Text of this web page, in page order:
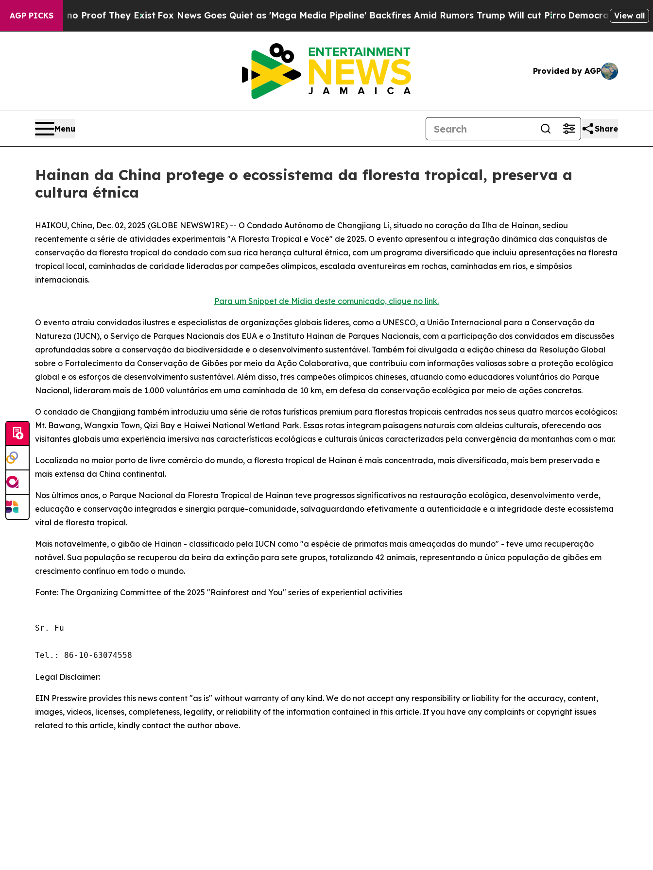
AGP PICKS
Offers no Proof They ExistFox News Goes Quiet as 'Maga Media Pipeline' Backfires Amid Rumors Trump Will cut PirroDemocratic Socialists of
View all
Provided by AGP
Menu Share
Hainan da China protege o ecossistema da floresta tropical, preserva a
cultura étnica
HAIKOU, China, Dec. 02, 2025 (GLOBE NEWSWIRE) -- O Condado Autônomo de Changjiang Li, situado no coração da Ilha de Hainan, sediou
recentemente a série de atividades experimentais "A Floresta Tropical e Você" de 2025. O evento apresentou a integração dinâmica das conquistas de
conservação da floresta tropical do condado com sua rica herança cultural étnica, com um programa diversificado que incluiu apresentações na floresta
tropical local, caminhadas de caridade lideradas por campeões olímpicos, escalada aventureiras em rochas, caminhadas em rios, e simpósios
internacionais.
Para um Snippet de Mídia deste comunicado, clique no link.
O evento atraiu convidados ilustres e especialistas de organizações globais líderes, como a UNESCO, a União Internacional para a Conservação da
Natureza (IUCN), o Serviço de Parques Nacionais dos EUA e o Instituto Hainan de Parques Nacionais, com a participação dos convidados em discussões
aprofundadas sobre a conservação da biodiversidade e o desenvolvimento sustentável. Também foi divulgada a edição chinesa da Resolução Global
sobre o Fortalecimento da Conservação de Gibões por meio da Ação Colaborativa, que contribuiu com informações valiosas sobre a proteção ecológica
global e os esforços de desenvolvimento sustentável. Além disso, três campeões olímpicos chineses, atuando como educadores voluntários do Parque
Nacional, lideraram mais de 1.000 voluntários em uma caminhada de 10 km, em defesa da conservação ecológica por meio de ações concretas.
O condado de Changjiang também introduziu uma série de rotas turísticas premium para florestas tropicais centradas nos seus quatro marcos ecológicos:
Mt. Bawang, Wangxia Town, Qizi Bay e Haiwei National Wetland Park. Essas rotas integram paisagens naturais com aldeias culturais, oferecendo aos
visitantes globais uma experiência imersiva nas características ecológicas e culturais únicas caracterizadas pela convergência da montanhas com o mar.
Localizada no maior porto de livre comércio do mundo, a floresta tropical de Hainan é mais concentrada, mais diversificada, mais bem preservada e
mais extensa da China continental.
Nos últimos anos, o Parque Nacional da Floresta Tropical de Hainan teve progressos significativos na restauração ecológica, desenvolvimento verde,
educação e conservação integradas e sinergia parque-comunidade, salvaguardando efetivamente a autenticidade e a integridade deste ecossistema
vital de floresta tropical.
Mais notavelmente, o gibão de Hainan - classificado pela IUCN como "a espécie de primatas mais ameaçadas do mundo" - teve uma recuperação
notável. Sua população se recuperou da beira da extinção para sete grupos, totalizando 42 animais, representando a única população de gibões em
crescimento contínuo em todo o mundo.
Fonte: The Organizing Committee of the 2025 "Rainforest and You" series of experiential activities
Sr. Fu
Tel.: 86-10-63074558
Legal Disclaimer:
EIN Presswire provides this news content "as is" without warranty of any kind. We do not accept any responsibility or liability for the accuracy, content,
images, videos, licenses, completeness, legality, or reliability of the information contained in this article. If you have any complaints or copyright issues
related to this article, kindly contact the author above.